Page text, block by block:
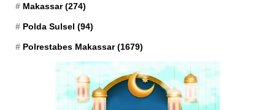
Makassar(274)
Polda Sulsel (94)
Polrestabes Makassar(1679)